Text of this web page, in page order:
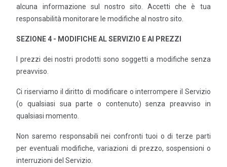
alcuna informazione sul nostro sito. Accetti che è tua
responsabilità monitorare le modifiche al nostro sito.
SEZIONE 4 - MODIFICHE AL SERVIZIO E AI PREZZI
I prezzi dei nostri prodotti sono soggetti a modifiche senza
preavviso.
Ci riserviamo il diritto di modificare o interrompere il Servizio
(o qualsiasi sua parte o contenuto) senza preavviso in
qualsiasi momento.
Non saremo responsabili nei confronti tuoi o di terze parti
per eventuali modifiche, variazioni di prezzo, sospensioni o
interruzioni del Servizio.